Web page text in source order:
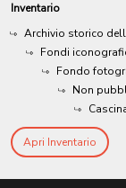
Inventario
Archivio storico
Fondi
Fondo
Non
Apri Inventario